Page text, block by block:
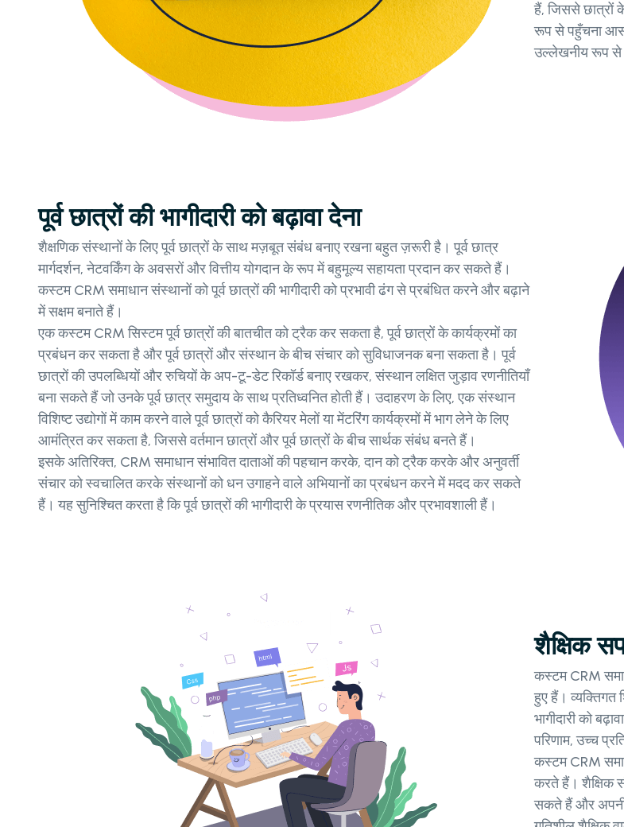
हैं, जिससे छात्रों
रूप से पहुँचना
उल्लेखनीय रूप से
पूर्व छात्रों की भागीदारी को बढ़ावा देना
शैक्षणिक संस्थानों के लिए पूर्व छात्रों के साथ मज़बूत संबंध बनाए रखना बहुत ज़रूरी है। पूर्व छात्र
मार्गदर्शन, नेटवर्किंग के अवसरों और वित्तीय योगदान के रूप में बहुमूल्य सहायता प्रदान कर सकते हैं।
कस्टम CRM समाधान संस्थानों को पूर्व छात्रों की भागीदारी को प्रभावी ढंग से प्रबंधित करने और बढ़ाने
में सक्षम बनाते हैं।
एक कस्टम CRM सिस्टम पूर्व छात्रों की बातचीत को ट्रैक कर सकता है, पूर्व छात्रों के कार्यक्रमों का
प्रबंधन कर सकता है और पूर्व छात्रों और संस्थान के बीच संचार को सुविधाजनक बना सकता है। पूर्व
छात्रों की उपलब्धियों और रुचियों के अप-टू-डेट रिकॉर्ड बनाए रखकर, संस्थान लक्षित जुड़ाव रणनीतियाँ
बना सकते हैं जो उनके पूर्व छात्र समुदाय के साथ प्रतिध्वनित होती हैं। उदाहरण के लिए, एक संस्थान
विशिष्ट उद्योगों में काम करने वाले पूर्व छात्रों को कैरियर मेलों या मेंटरिंग कार्यक्रमों में भाग लेने के लिए
आमंत्रित कर सकता है, जिससे वर्तमान छात्रों और पूर्व छात्रों के बीच सार्थक संबंध बनते हैं।
इसके अतिरिक्त, CRM समाधान संभावित दाताओं की पहचान करके, दान को ट्रैक करके और अनुवर्ती
संचार को स्वचालित करके संस्थानों को धन उगाहने वाले अभियानों का प्रबंधन करने में मदद कर सकते
हैं। यह सुनिश्चित करता है कि पूर्व छात्रों की भागीदारी के प्रयास रणनीतिक और प्रभावशाली हैं।
शैक्षिक
कस्टम CRM
हुए हैं। व्यक्तिगत
भागीदारी को
परिणाम, उच्च
कस्टम CRM
करते हैं। शैक्षिक
सकते हैं और अपनी